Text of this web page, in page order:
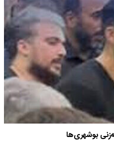
بوشهری‌ها